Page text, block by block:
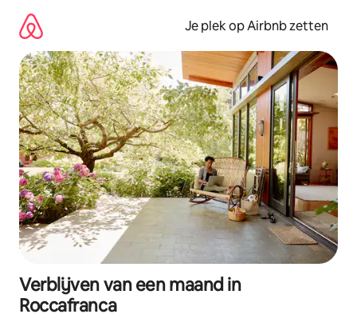
direct
naar
inhoud
Je plek op Airbnb zetten
Verblijven van een maand in
Roccafranca